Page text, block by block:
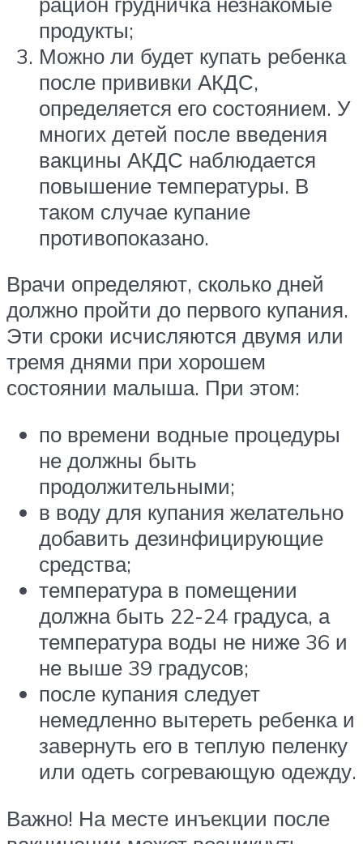
продукты;
Можно ли будет купать ребенка
после прививки АКДС,
определяется его состоянием. У
многих детей после введения
вакцины АКДС наблюдается
повышение температуры. В
таком случае купание
противопоказано.
Врачи определяют, сколько дней
должно пройти до первого купания.
Эти сроки исчисляются двумя или
тремя днями при хорошем
состоянии малыша. При этом:
по времени водные процедуры
не должны быть
продолжительными;
в воду для купания желательно
добавить дезинфицирующие
средства;
температура в помещении
должна быть 22-24 градуса, а
температура воды не ниже 36 и
не выше 39 градусов;
после купания следует
немедленно вытереть ребенка и
завернуть его в теплую пеленку
или одеть согревающую одежду.
Важно! На месте инъекции после